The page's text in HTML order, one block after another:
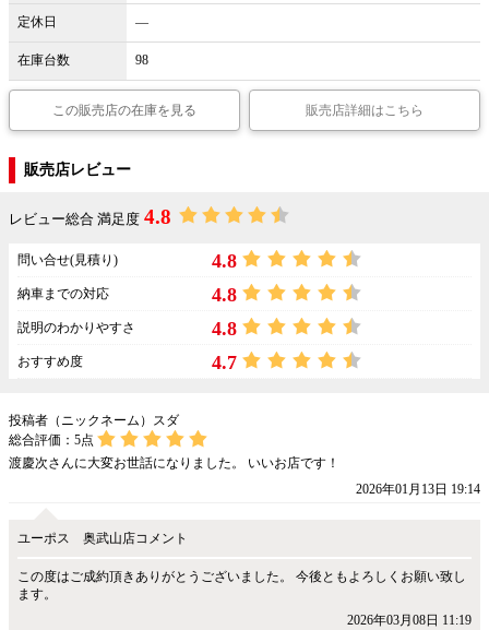
定休日 ―
在庫台数 98
この販売店の在庫を見る 販売店詳細はこちら
販売店レビュー
レビュー総合 満足度 4.8
問い合せ(見積り) 4.8
納車までの対応 4.8
説明のわかりやすさ 4.8
おすすめ度 4.7
投稿者（ニックネーム）スダ
総合評価： 5点
渡慶次さんに大変お世話になりました。 いいお店です！
2026年01月13日 19:14
ユーポス 奥武山店コメント
この度はご成約頂きありがとうございました。 今後ともよろしくお願い致し
ます。
2026年03月08日 11:19